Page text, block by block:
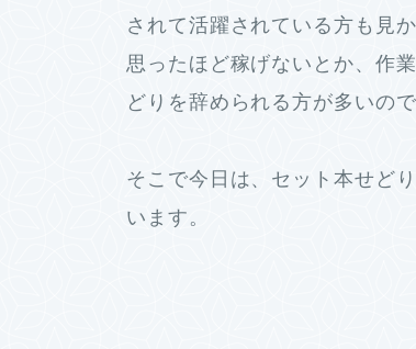
されて活躍されている方も見
思ったほど稼げないとか、作
どりを辞められる方が多いの
そこで今日は、セット本せど
います。